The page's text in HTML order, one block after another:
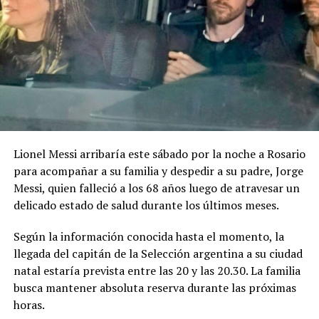
lenguas originarias de manera complementaria.
Uno de los puntos particulares del concurso es que las
bases contemplan expresamente el uso de inteligencia
artificial generativa. Sin embargo, las herramientas
podrán utilizarse solamente como apoyo auxiliar en
determinados procesos.
La IA podrá intervenir en la edición, mezcla o
masterización del audio, en tareas técnicas de
producción y en la generación de acompañamientos
instrumentales utilizados como maquetación. En todos
la estructura de la canción deberán ser de creación
íntegramente humana.
No estará permitido utilizar inteligencia artificial para
generar total o sustancialmente la letra o la
Lionel Messi arribaría este sábado por la noche a Rosario
para acompañar a su familia y despedir a su padre, Jorge
Messi, quien falleció a los 68 años luego de atravesar un
delicado estado de salud durante los últimos meses.
Según la información conocida hasta el momento, la
llegada del capitán de la Selección argentina a su ciudad
natal estaría prevista entre las 20 y las 20.30. La familia
busca mantener absoluta reserva durante las próximas
horas.